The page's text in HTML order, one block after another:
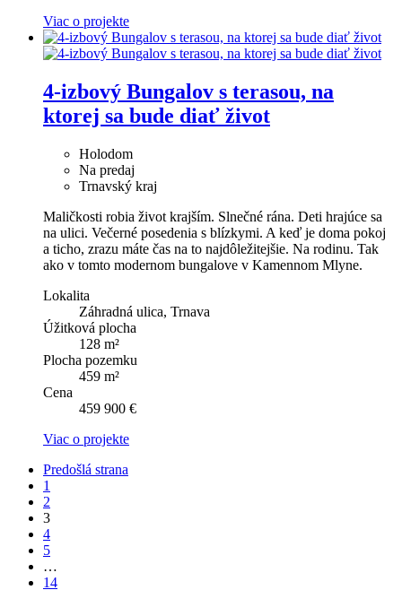
Viac o projekte
4-izbový Bungalov s terasou, na
ktorej sa bude diať život
Holodom
Na predaj
Trnavský kraj
Maličkosti robia život krajším. Slnečné rána. Deti hrajúce sa
na ulici. Večerné posedenia s blízkymi. A keď je doma pokoj
a ticho, zrazu máte čas na to najdôležitejšie. Na rodinu. Tak
ako v tomto modernom bungalove v Kamennom Mlyne.
Lokalita
Záhradná ulica, Trnava
Úžitková plocha
128 m²
Plocha pozemku
459 m²
Cena
459 900 €
Viac o projekte
Predošlá strana
1
2
3
4
5
…
14